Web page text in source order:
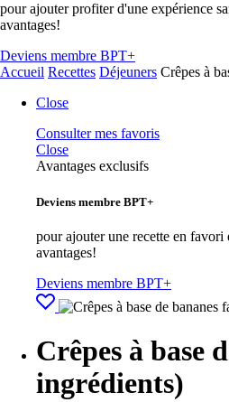
pour ajouter profiter d'une expérience
avantages!
Deviens membre BPT+
Accueil Recettes Déjeuners Crêpes à
Close
Consulter mes favoris
Close
Avantages exclusifs
Deviens membre BPT+
pour ajouter une recette en
avantages!
Deviens membre BPT+
Crêpes à base
ingrédients)